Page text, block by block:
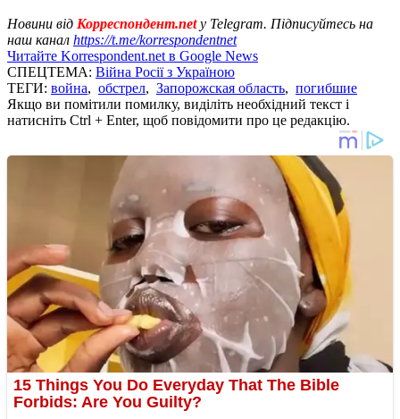
Новини від Корреспондент.netу Telegram. Підписуйтесь на
наш канал https://t.me/korrespondentnet
Читайте Korrespondent.net в Google News
СПЕЦТЕМА: Війна Росії з Україною
ТЕГИ: война, обстрел, Запорожская область, погибшие
Якщо ви помітили помилку, виділіть необхідний текст і
натисніть Ctrl + Enter, щоб повідомити про це редакцію.